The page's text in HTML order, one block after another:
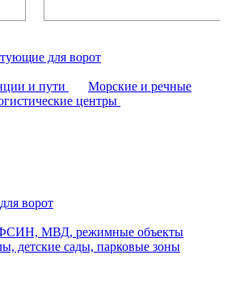
для ворот
и пути
Морские и речные
центры
ворот
МВД, режимные объекты
детские сады, парковые зоны